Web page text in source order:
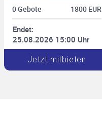
0 Gebote 1800 EUR
Endet:
25.08.2026 15:00 Uhr
Jetzt mitbieten